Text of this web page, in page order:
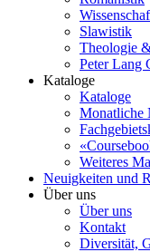
Slawistik
Theologie
Peter Lang
Kataloge
Kataloge
Monatliche
Weiteres
Neuigkeiten und
Über uns
Über uns
Kontakt
Diversität,